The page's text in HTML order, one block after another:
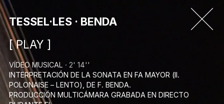
TESSEL·LES · BENDA
[ PLAY ]
VÍDEO MUSICAL · 2' 14''
INTERPRETACIÓN DE LA SONATA EN FA MAYOR (II.
POLONAISE – LENTO), DE F. BENDA.
PRODUCCIÓN MULTICÁMARA GRABADA EN DIRECTO